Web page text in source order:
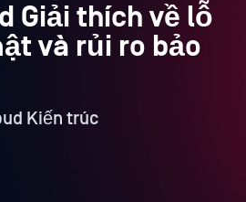
Giải thích về lỗ
và rủi ro bảo
Kiến trúc